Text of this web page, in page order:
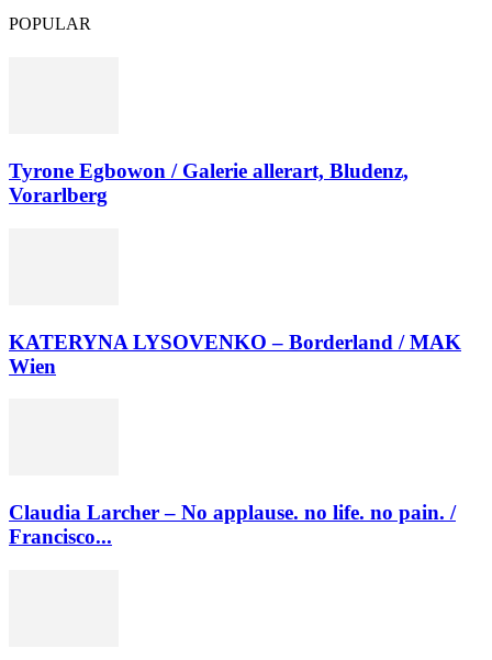
POPULAR
Tyrone Egbowon / Galerie allerart, Bludenz,
Vorarlberg
KATERYNA LYSOVENKO – Borderland / MAK
Wien
Claudia Larcher – No applause. no life. no pain. /
Francisco...